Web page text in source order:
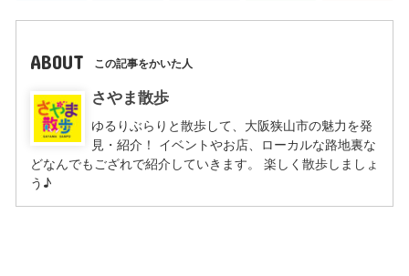
ABOUT この記事をかいた人
さやま散歩
ゆるりぶらりと散歩して、大阪狭山市の魅力を発
見・紹介！ イベントやお店、ローカルな路地裏な
どなんでもござれで紹介していきます。 楽しく散歩しましょ
う♪